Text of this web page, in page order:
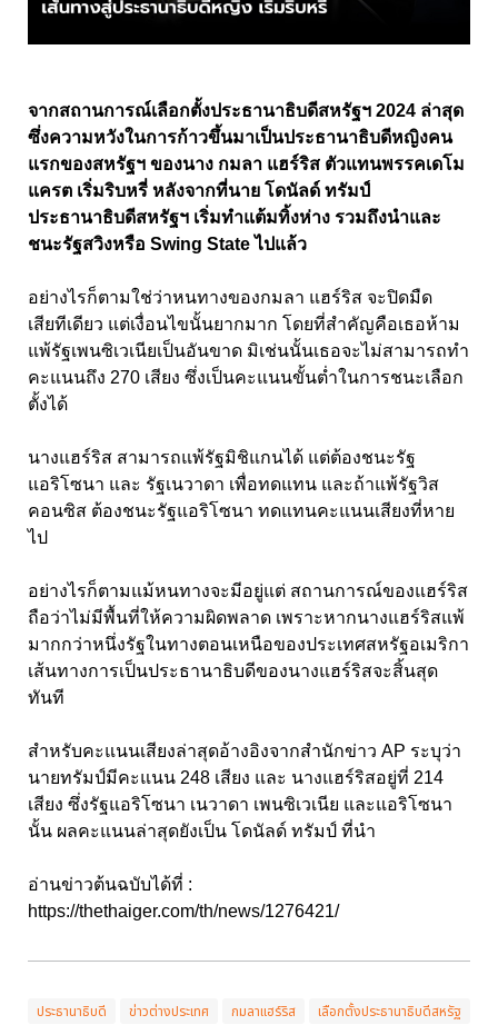
จากสถานการณ์เลือกตั้งประธานาธิบดีสหรัฐฯ 2024 ล่าสุด
ซึ่งความหวังในการก้าวขึ้นมาเป็นประธานาธิบดีหญิงคน
แรกของสหรัฐฯ ของนาง กมลา แฮร์ริส ตัวแทนพรรคเดโม
แครต เริ่มริบหรี่ หลังจากที่นาย โดนัลด์ ทรัมป์
ประธานาธิบดีสหรัฐฯ เริ่มทำแต้มทิ้งห่าง รวมถึงนำและ
ชนะรัฐสวิงหรือ Swing State ไปแล้ว
อย่างไรก็ตามใช่ว่าหนทางของกมลา แฮร์ริส จะปิดมืด
เสียทีเดียว แต่เงื่อนไขนั้นยากมาก โดยที่สำคัญคือเธอห้าม
แพ้รัฐเพนซิเวเนียเป็นอันขาด มิเช่นนั้นเธอจะไม่สามารถทำ
คะแนนถึง 270 เสียง ซึ่งเป็นคะแนนขั้นต่ำในการชนะเลือก
ตั้งได้
นางแฮร์ริส สามารถแพ้รัฐมิชิแกนได้ แต่ต้องชนะรัฐ
แอริโซนา และ รัฐเนวาดา เพื่อทดแทน และถ้าแพ้รัฐวิส
คอนซิส ต้องชนะรัฐแอริโซนา ทดแทนคะแนนเสียงที่หาย
ไป
อย่างไรก็ตามแม้หนทางจะมีอยู่แต่ สถานการณ์ของแฮร์ริส
ถือว่าไม่มีพื้นที่ให้ความผิดพลาด เพราะหากนางแฮร์ริสแพ้
มากกว่าหนึ่งรัฐในทางตอนเหนือของประเทศสหรัฐอเมริกา
เส้นทางการเป็นประธานาธิบดีของนางแฮร์ริสจะสิ้นสุด
ทันที
สำหรับคะแนนเสียงล่าสุดอ้างอิงจากสำนักข่าว AP ระบุว่า
นายทรัมป์มีคะแนน 248 เสียง และ นางแฮร์ริสอยู่ที่ 214
เสียง ซึ่งรัฐแอริโซนา เนวาดา เพนซิเวเนีย และแอริโซนา
นั้น ผลคะแนนล่าสุดยังเป็น โดนัลด์ ทรัมป์ ที่นำ
อ่านข่าวต้นฉบับได้ที่ :
https://thethaiger.com/th/news/1276421/
ประธานาธิบดี ข่าวต่างประเทศ กมลาแฮร์ริส เลือกตั้งประธานาธิบดีสหรัฐ